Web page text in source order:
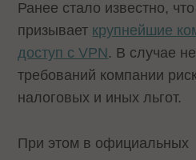
Ранее стало известно,
призывает крупнейшие
доступ с VPN. В случае
требований компании
налоговых и иных льгот.
При этом в официальных